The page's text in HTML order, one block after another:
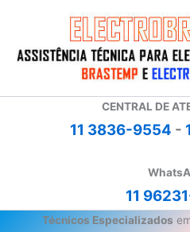
conteúdo
CENTRAL DE
11 3836-9554 -
11
Técnicos Especializados